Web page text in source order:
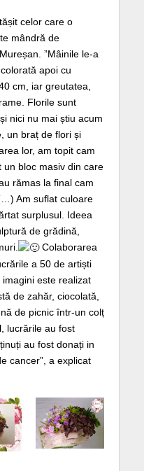
celor care o
mândră de
”Mâinile le-a
apoi cu
cm, iar greutatea,
Florile sunt
nici nu mai știu acum
un braț de flori și
lor, am topit cam
un bloc masiv din care
rămas la final cam
Am suflat culoare
surplusul. Ideea
de grădină,
Colaborarea
a 50 de artiști
este realizat
de zahăr, ciocolată,
de picnic într-un colț
lucrările au fost
au fost donați in
cancer”, a explicat